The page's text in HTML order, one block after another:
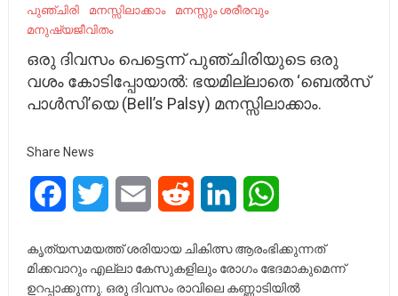
പുഞ്ചിരി
മനസ്സിലാക്കാം
മനസ്സും ശരീരവും
മനുഷ്യജീവിതം
ഒരു ദിവസം പെട്ടെന്ന് പുഞ്ചിരിയുടെ ഒരു
വശം കോടിപ്പോയാൽ: ഭയമില്ലാതെ ‘ബെൽസ്
പാൾസി’യെ (Bell’s Palsy) മനസ്സിലാക്കാം.
Share News
FacebookTwitter Email Reddit LinkedIn
കൃത്യസമയത്ത് ശരിയായ ചികിത്സ ആരംഭിക്കുന്നത്
മിക്കവാറും എല്ലാ കേസുകളിലും രോഗം ഭേദമാകുമെന്ന്
ഉറപ്പാക്കുന്നു. ഒരു ദിവസം രാവിലെ കണ്ണാടിയിൽ